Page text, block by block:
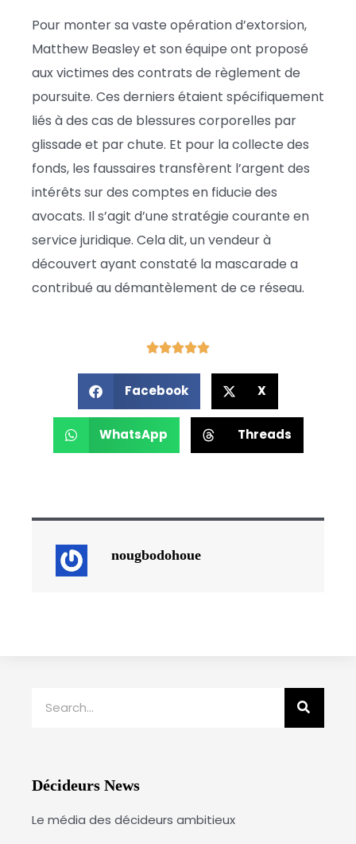
Pour monter sa vaste opération d’extorsion,
Matthew Beasley et son équipe ont proposé
aux victimes des contrats de règlement de
poursuite. Ces derniers étaient spécifiquement
liés à des cas de blessures corporelles par
glissade et par chute. Et pour la collecte des
fonds, les faussaires transfèrent l’argent des
intérêts sur des comptes en fiducie des
avocats. Il s’agit d’une stratégie courante en
service juridique. Cela dit, un vendeur à
découvert ayant constaté la mascarade a
contribué au démantèlement de ce réseau.
Facebook X
WhatsApp Threads
nougbodohoue
Décideurs News
Le média des décideurs ambitieux